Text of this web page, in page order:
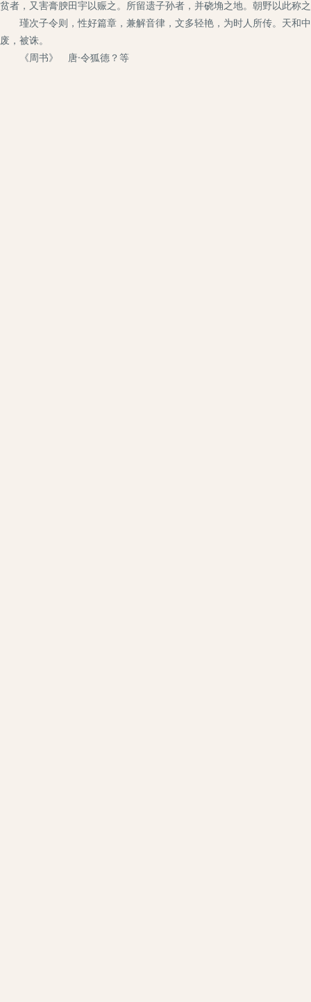
贫者，又害膏腴田宇以赈之。所留遗子孙者，并硗埆之地。朝野以此称
瑾次子令则，性好篇章，兼解音律，文多轻艳，为时人所传。天和
废，被诛。
《周书》 唐·令狐德？等